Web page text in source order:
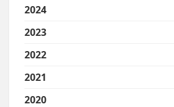
2024
2023
2022
2021
2020